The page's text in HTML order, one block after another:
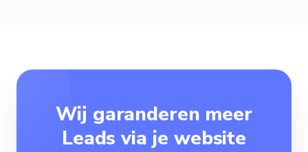
Wij garanderen meer
Leads via je website